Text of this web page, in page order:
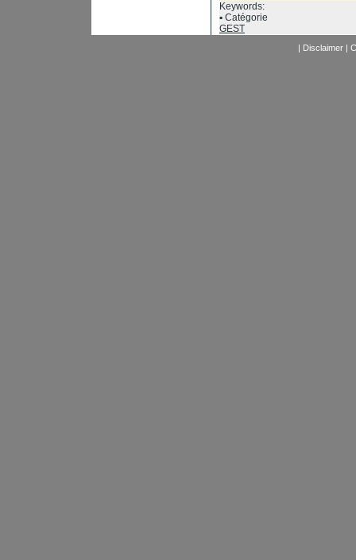
Keywords:
Catégorie
GEST
| Disclaimer|